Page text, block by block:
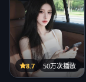
21集
8.7 50万次播放